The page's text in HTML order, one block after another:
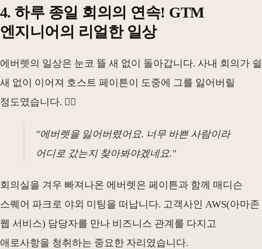
4. 하루 종일 회의의 연속! GTM
엔지니어의 리얼한 일상
에버렛의 일상은 눈코 뜰 새 없이 돌아갑니다. 사내 회의가 쉴
새 없이 이어져 호스트 페이튼이 도중에 그를 잃어버릴
정도였습니다. 🏃‍♂️
"에버렛을 잃어버렸어요. 너무 바쁜 사람이라
어디로 갔는지 찾아봐야겠네요."
회의실을 겨우 빠져나온 에버렛은 페이튼과 함께 매디슨
스퀘어 파크로 야외 미팅을 떠납니다. 고객사인 AWS(아마존
웹 서비스) 담당자를 만나 비즈니스 관계를 다지고
애로사항을 청취하는 중요한 자리였습니다.